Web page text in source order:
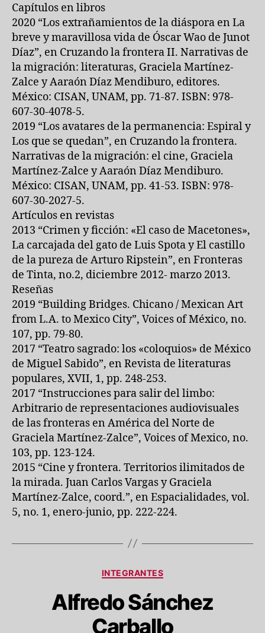
Capítulos en libros
2020 “Los extrañamientos de la diáspora en La
breve y maravillosa vida de Óscar Wao de Junot
Díaz”, en Cruzando la frontera II. Narrativas de
la migración: literaturas, Graciela Martínez-
Zalce y Aaraón Díaz Mendiburo, editores.
México: CISAN, UNAM, pp. 71-87. ISBN: 978-
607-30-4078-5.
2019 “Los avatares de la permanencia: Espiral y
Los que se quedan”, en Cruzando la frontera.
Narrativas de la migración: el cine, Graciela
Martínez-Zalce y Aaraón Díaz Mendiburo.
México: CISAN, UNAM, pp. 41-53. ISBN: 978-
607-30-2027-5.
Artículos en revistas
2013 “Crimen y ficción: «El caso de Macetones»,
La carcajada del gato de Luis Spota y El castillo
de la pureza de Arturo Ripstein”, en Fronteras
de Tinta, no.2, diciembre 2012- marzo 2013.
Reseñas
2019 “Building Bridges. Chicano / Mexican Art
from L.A. to Mexico City”, Voices of México, no.
107, pp. 79-80.
2017 “Teatro sagrado: los «coloquios» de México
de Miguel Sabido”, en Revista de literaturas
populares, XVII, 1, pp. 248-253.
2017 “Instrucciones para salir del limbo:
Arbitrario de representaciones audiovisuales
de las fronteras en América del Norte de
Graciela Martínez-Zalce”, Voices of Mexico, no.
103, pp. 123-124.
2015 “Cine y frontera. Territorios ilimitados de
la mirada. Juan Carlos Vargas y Graciela
Martínez-Zalce, coord.”, en Espacialidades, vol.
5, no. 1, enero-junio, pp. 222-224.
Categorías
INTEGRANTES
Alfredo Sánchez
Carballo